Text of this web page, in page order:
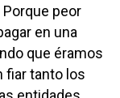
peor
en una
que éramos
fiar tanto los